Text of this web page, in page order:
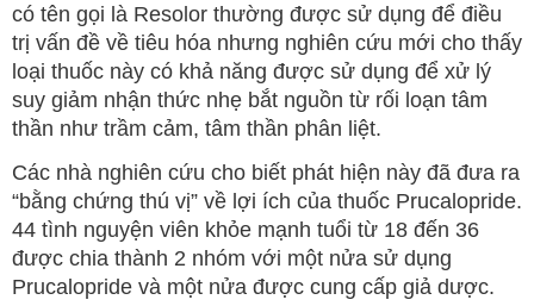
có tên gọi là Resolor thường được sử dụng để điều
trị vấn đề về tiêu hóa nhưng nghiên cứu mới cho thấy
loại thuốc này có khả năng được sử dụng để xử lý
suy giảm nhận thức nhẹ bắt nguồn từ rối loạn tâm
thần như trầm cảm, tâm thần phân liệt.
Các nhà nghiên cứu cho biết phát hiện này đã đưa ra
“bằng chứng thú vị” về lợi ích của thuốc Prucalopride.
44 tình nguyện viên khỏe mạnh tuổi từ 18 đến 36
được chia thành 2 nhóm với một nửa sử dụng
Prucalopride và một nửa được cung cấp giả dược.